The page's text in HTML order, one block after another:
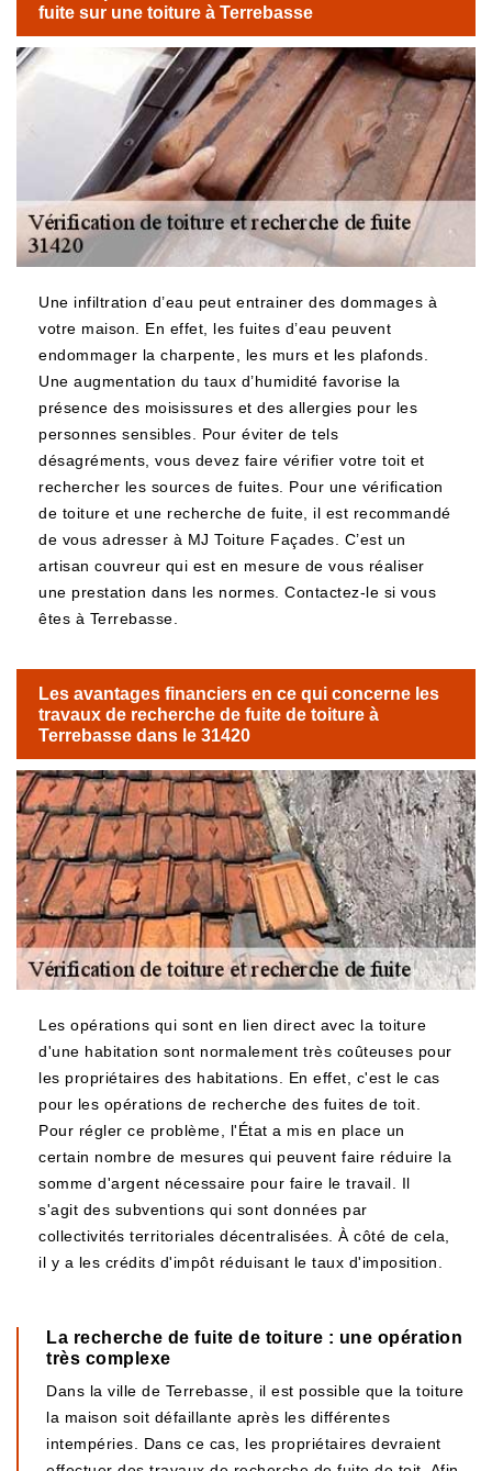
fuite sur une toiture à Terrebasse
Une infiltration d’eau peut entrainer des dommages à
votre maison. En effet, les fuites d’eau peuvent
endommager la charpente, les murs et les plafonds.
Une augmentation du taux d’humidité favorise la
présence des moisissures et des allergies pour les
personnes sensibles. Pour éviter de tels
désagréments, vous devez faire vérifier votre toit et
rechercher les sources de fuites. Pour une vérification
de toiture et une recherche de fuite, il est recommandé
de vous adresser à MJ Toiture Façades. C’est un
artisan couvreur qui est en mesure de vous réaliser
une prestation dans les normes. Contactez-le si vous
êtes à Terrebasse.
Les avantages financiers en ce qui concerne les
travaux de recherche de fuite de toiture à
Terrebasse dans le 31420
Les opérations qui sont en lien direct avec la toiture
d'une habitation sont normalement très coûteuses pour
les propriétaires des habitations. En effet, c'est le cas
pour les opérations de recherche des fuites de toit.
Pour régler ce problème, l'État a mis en place un
certain nombre de mesures qui peuvent faire réduire la
somme d'argent nécessaire pour faire le travail. Il
s'agit des subventions qui sont données par
collectivités territoriales décentralisées. À côté de cela,
il y a les crédits d'impôt réduisant le taux d'imposition.
La recherche de fuite de toiture : une opération
très complexe
Dans la ville de Terrebasse, il est possible que la toiture
la maison soit défaillante après les différentes
intempéries. Dans ce cas, les propriétaires devraient